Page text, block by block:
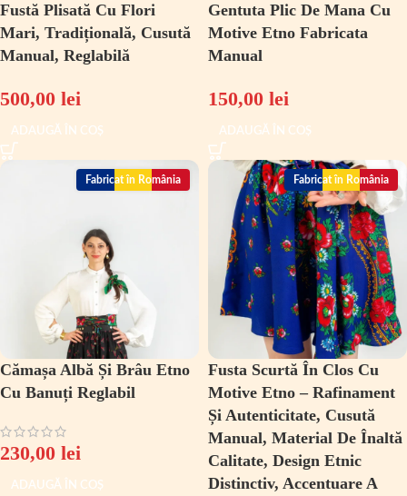
Fustă Plisată Cu Flori
Mari, Tradițională, Cusută
Manual, Reglabilă
500,00 lei
ADAUGĂ ÎN COȘ
Gentuta Plic De Mana Cu
Motive Etno Fabricata
Manual
150,00 lei
ADAUGĂ ÎN COȘ
Fabricat în România
Cămașa Albă Și Brâu Etno
Cu Banuți Reglabil
230,00 lei
ADAUGĂ ÎN COȘ
Fabricat în România
Fusta Scurtă În Clos Cu
Motive Etno – Rafinament
Și Autenticitate, Cusută
Manual, Material De Înaltă
Calitate, Design Etnic
Distinctiv, Accentuare A